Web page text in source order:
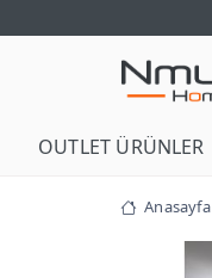
OUTLET ÜRÜNLER
Anasayfa